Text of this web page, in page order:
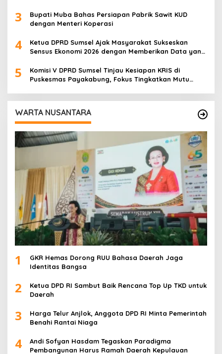
3
Bupati Muba Bahas Persiapan Pabrik Sawit KUD
dengan Menteri Koperasi
4
Ketua DPRD Sumsel Ajak Masyarakat Sukseskan
Sensus Ekonomi 2026 dengan Memberikan Data yang
5
Komisi V DPRD Sumsel Tinjau Kesiapan KRIS di
Puskesmas Payakabung, Fokus Tingkatkan Mutu
WARTA NUSANTARA
1
GKR Hemas Dorong RUU Bahasa Daerah Jaga
Identitas Bangsa
2
Ketua DPD RI Sambut Baik Rencana Top Up TKD untuk
Daerah
3
Harga Telur Anjlok, Anggota DPD RI Minta Pemerintah
Benahi Rantai Niaga
4
Andi Sofyan Hasdam Tegaskan Paradigma
Pembangunan Harus Ramah Daerah Kepulauan